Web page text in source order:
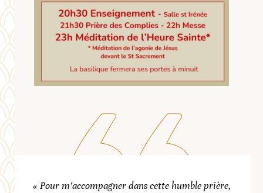
« Pour m’accompagner dans cette humble prière,